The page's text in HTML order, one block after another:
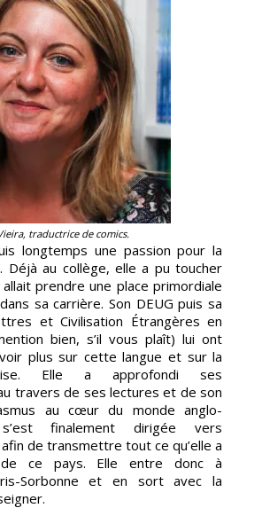
traductrice de comics.
longtemps une passion pour la
Déjà au collège, elle a pu toucher
prendre une place primordiale
sa carrière. Son DEUG puis sa
et Civilisation Étrangères en
bien, s’il vous plaît) lui ont
plus sur cette langue et sur la
Elle a approfondi ses
travers de ses lectures et de son
au cœur du monde anglo-
finalement dirigée vers
de transmettre tout ce qu’elle a
ce pays. Elle entre donc à
Sorbonne et en sort avec la